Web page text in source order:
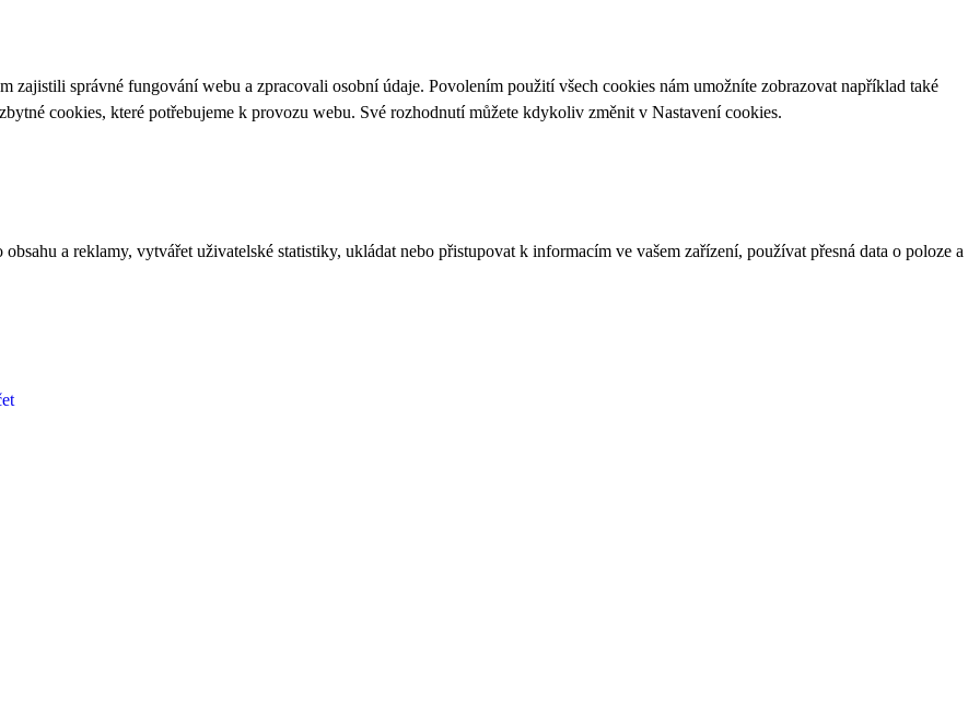
zajistili správné fungování webu a zpracovali osobní údaje. Povolením použití všech cookies nám umožníte zobrazovat například také
cookies, které potřebujeme k provozu webu. Své rozhodnutí můžete kdykoliv změnit v Nastavení cookies.
a reklamy, vytvářet uživatelské statistiky, ukládat nebo přistupovat k informacím ve vašem zařízení, používat přesná data o poloze a